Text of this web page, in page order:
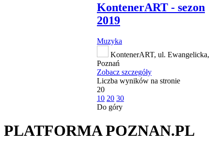
KontenerART - sezon
2019
Muzyka
KontenerART, ul. Ewangelicka,
Poznań
Zobacz szczegóły
Liczba wyników na stronie
20
10 20 30
Do góry
PLATFORMA POZNAN.PL